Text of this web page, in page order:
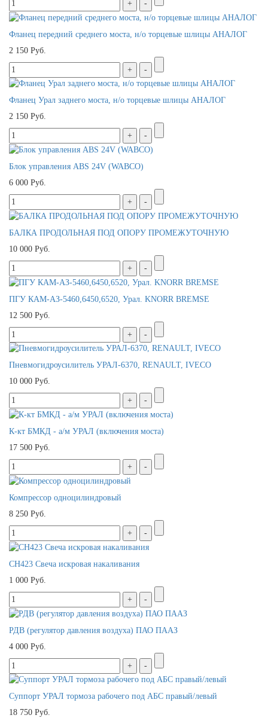
Фланец передний среднего моста, н/о торцевые шлицы АНАЛОГ
2 150 Руб.
Фланец Урал заднего моста, н/о торцевые шлицы АНАЛОГ
2 150 Руб.
Блок управления ABS 24V (WABCO)
6 000 Руб.
БАЛКА ПРОДОЛЬНАЯ ПОД ОПОРУ ПРОМЕЖУТОЧНУЮ
10 000 Руб.
ПГУ КАМ-АЗ-5460,6450,6520, Урал. KNORR BREMSE
12 500 Руб.
Пневмогидроусилитель УРАЛ-6370, RENAULT, IVECO
10 000 Руб.
К-кт БМКД - а/м УРАЛ (включения моста)
17 500 Руб.
Компрессор одноцилиндровый
8 250 Руб.
СН423 Свеча искровая накаливания
1 000 Руб.
РДВ (регулятор давления воздуха) ПАО ПААЗ
4 000 Руб.
Суппорт УРАЛ тормоза рабочего под АБС правый/левый
18 750 Руб.